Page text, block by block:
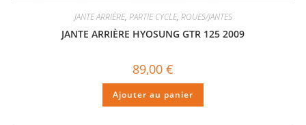
JANTE ARRIÈRE, PARTIE CYCLE, ROUES/JANTES
JANTE ARRIÈRE HYOSUNG GTR 125 2009
89,00 €
Ajouter au panier